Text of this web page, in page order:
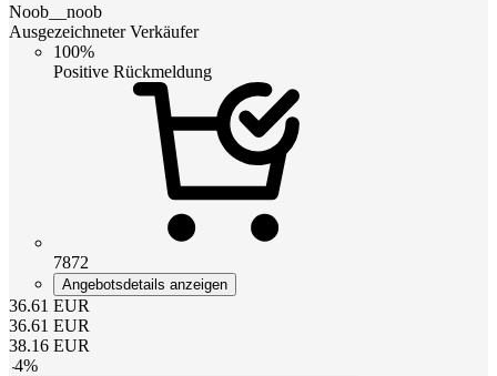
Noob__noob
Ausgezeichneter Verkäufer
100%
Positive Rückmeldung
7872
Angebotsdetails anzeigen
36.61 EUR
36.61 EUR
38.16 EUR
-4%